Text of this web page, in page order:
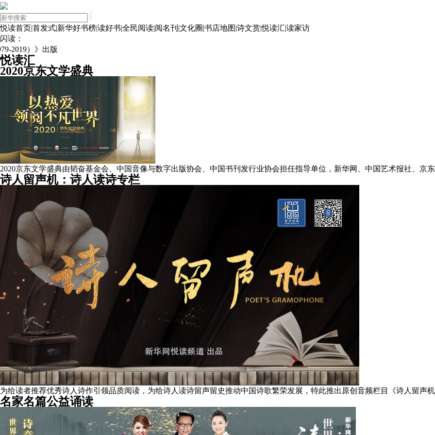
悦读首页|首发式|新华好书榜|读好书|全民阅读|阅名刊 |文化圈|书店地图|诗文赏|悦读汇|读家访
闪读：
）》出版
悦读汇
2020京东文学盛典
2020京东文学盛典由韬奋基金会、中国音像与数字出版协会、中国书刊发行业协会担任指导单位，新华网、中国艺术报社、京
诗人留声机：诗人读诗专栏
为给读者推荐优秀诗人诗作引领品质阅读，为给诗人读诗留声留史推动中国诗歌繁荣发展，特此推出原创音频栏目《诗人留声机
名家名篇公益诵读